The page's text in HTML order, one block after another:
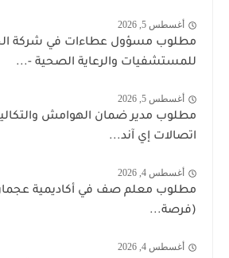
أغسطس 5, 2026
مطلوب مسؤول عطاءات في شركة
للمستشفيات والرعاية الصحية -...
أغسطس 5, 2026
مطلوب مدير ضمان الهوامش
اتصالات إي آند...
أغسطس 4, 2026
(فرصة...
أغسطس 4, 2026